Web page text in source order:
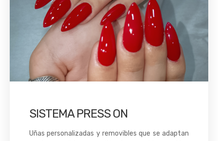
SISTEMA PRESS ON
Uñas personalizadas y removibles que se adaptan